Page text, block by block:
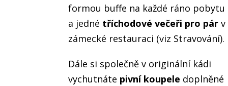
formou buffe na každé ráno pobytu
a jedné tříchodové večeři pro párv
zámecké restauraci (viz Stravování).
Dále si společně v originální kádi
vychutnáte pivní koupele doplněné